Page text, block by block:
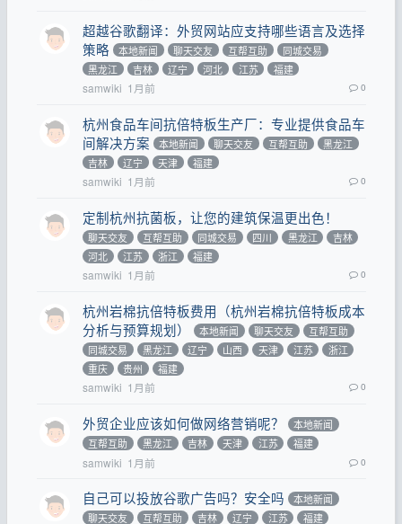
超越谷歌翻译：外贸网站应支持哪些语言及选择
策略
本地新闻 聊天交友 互帮互助
同城交易
黑龙江
吉林 辽宁 河北 江苏 福建
samwiki 1月前 0
杭州食品车间抗倍特板生产厂：专业提供食品车
间解决方案
本地新闻 聊天交友 互帮互助
黑龙江
吉林
辽宁 天津 福建
samwiki 1月前 0
定制杭州抗菌板，让您的建筑保温更出色！
聊天交友 互帮互助 同城交易 四川 黑龙江
吉林
河北
江苏 浙江 福建
samwiki 1月前 0
杭州岩棉抗倍特板费用（杭州岩棉抗倍特板成本
分析与预算规划）
本地新闻 聊天交友
互帮互助
同城交易
黑龙江 辽宁 山西 天津 江苏
浙江
重庆
贵州 福建
samwiki 1月前 0
外贸企业应该如何做网络营销呢？
本地新闻
互帮互助
黑龙江 吉林 天津 江苏 福建
samwiki 1月前 0
自己可以投放谷歌广告吗？安全吗
本地新闻
聊天交友
互帮互助 吉林 辽宁 江苏 福建